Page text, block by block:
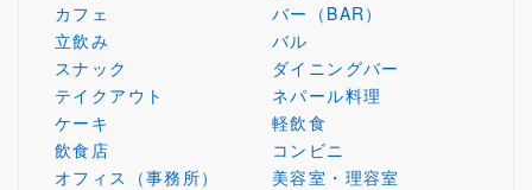
カフェ
バー（BAR）
立飲み
バル
スナック
ダイニングバー
テイクアウト
ネパール料理
ケーキ
軽飲食
飲食店
コンビニ
オフィス（事務所）
美容室・理容室